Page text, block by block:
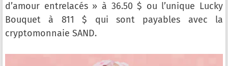
d’amour entrelacés » à 36.50 $ ou l’unique Lucky
Bouquet à 811 $ qui sont payables avec la
cryptomonnaie SAND.